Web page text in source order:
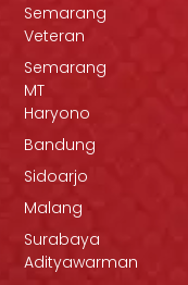
Semarang
Veteran
Semarang
MT
Haryono
Bandung
Sidoarjo
Malang
Surabaya
Adityawarman